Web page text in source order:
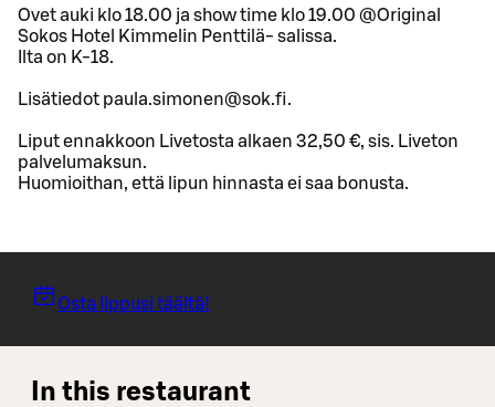
Ovet auki klo 18.00 ja show time klo 19.00 @Original
Sokos Hotel Kimmelin Penttilä- salissa.
Ilta on K-18.
Lisätiedot paula.simonen@sok.fi.
Liput ennakkoon Livetosta alkaen 32,50 €, sis. Liveton
palvelumaksun.
Huomioithan, että lipun hinnasta ei saa bonusta.
Osta lippusi täältä!
In this restaurant